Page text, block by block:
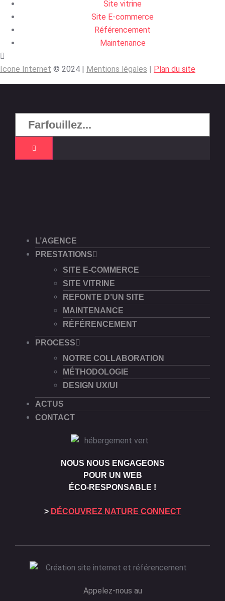
Site vitrine
Site E-commerce
Référencement
Maintenance
Icone Internet © 2024 | Mentions légales Plan du site
L’AGENCE
PRESTATIONS
SITE E-COMMERCE
SITE VITRINE
REFONTE D’UN SITE
MAINTENANCE
RÉFÉRENCEMENT
PROCESS
NOTRE COLLABORATION
MÉTHODOLOGIE
DESIGN UX/UI
ACTUS
CONTACT
NOUS NOUS ENGAGEONS
POUR UN WEB
ÉCO-RESPONSABLE !
> DÉCOUVREZ NATURE CONNECT
Appelez-nous au